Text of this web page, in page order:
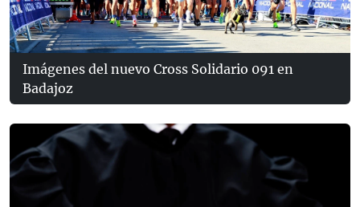
Imágenes del nuevo Cross Solidario 091 en
Badajoz